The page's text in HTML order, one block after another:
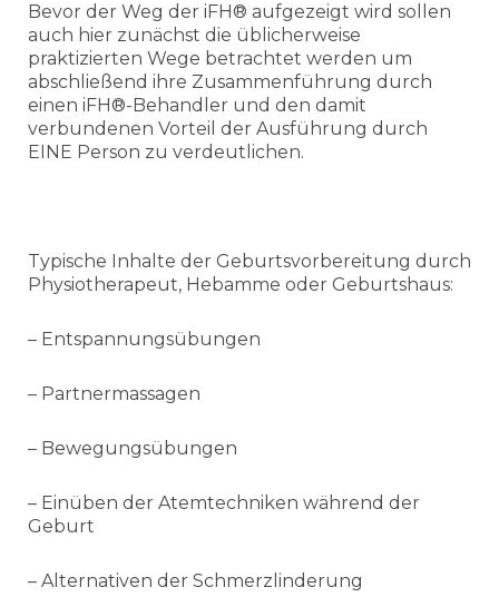
Bevor der Weg der iFH® aufgezeigt wird sollen
auch hier zunächst die üblicherweise
praktizierten Wege betrachtet werden um
abschließend ihre Zusammenführung durch
einen iFH®-Behandler und den damit
verbundenen Vorteil der Ausführung durch
EINE Person zu verdeutlichen.
Typische Inhalte der Geburtsvorbereitung durch
Physiotherapeut, Hebamme oder Geburtshaus:
– Entspannungsübungen
– Partnermassagen
– Bewegungsübungen
– Einüben der Atemtechniken während der
Geburt
– Alternativen der Schmerzlinderung